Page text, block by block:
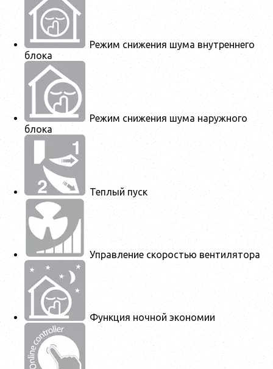
Режим снижения шума внутреннего
блока
Режим снижения шума наружного
блока
Теплый пуск
Управление скоростью вентилятора
Функция ночной экономии